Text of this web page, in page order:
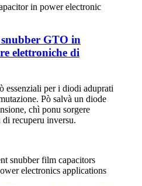
GTO in
elettroniche di
essenziali per i diodi aduprati
Pò salvà un diode
chì ponu sorgere
di recuperu inversu.